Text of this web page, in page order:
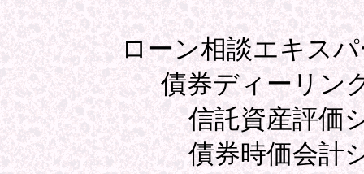
ローン相談エキス
債券ディーリン
信託資産評価
債券時価会計